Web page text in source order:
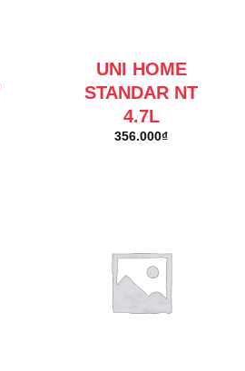
UNI HOME
STANDAR NT
4.7L
356.000₫